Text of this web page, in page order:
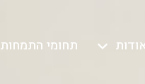
תחומי התמחות